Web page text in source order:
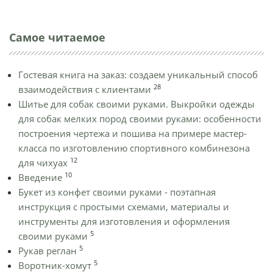
Самое читаемое
Гостевая книга на заказ: создаем уникальный способ
взаимодействия с клиентами 28
Шитье для собак своими руками. Выкройки одежды
для собак мелких пород своими руками: особенности
построения чертежа и пошива на примере мастер-
класса по изготовлению спортивного комбинезона
для чихуах 12
Введение 10
Букет из конфет своими руками - поэтапная
инструкция с простыми схемами, материалы и
инструменты для изготовления и оформления
своими руками 5
Рукав реглан 5
Воротник-хомут 5